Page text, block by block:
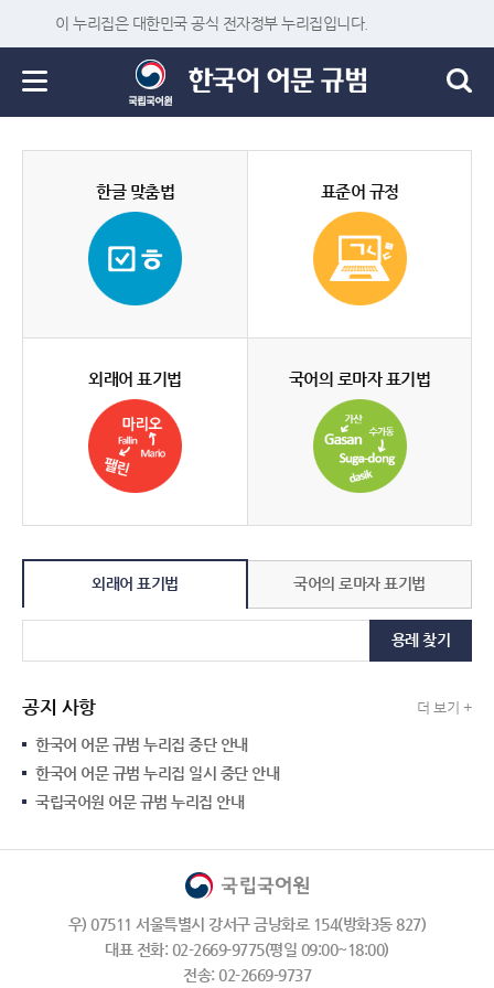
이 누리집은 대한민국 공식 전자정부 누리집입니다.
한글 맞춤법 표준어 규정
외래어 표기법 국어의 로마자 표기법
외래어 표기법 국어의 로마자 표기법
용례 찾기
공지 사항 더 보기 +
한국어 어문 규범 누리집 중단 안내
한국어 어문 규범 누리집 일시 중단 안내
국립국어원 어문 규범 누리집 안내
우) 07511 서울특별시 강서구 금낭화로 154(방화3동 827)
대표 전화: 02-2669-9775(평일 09:00~18:00)
전송: 02-2669-9737